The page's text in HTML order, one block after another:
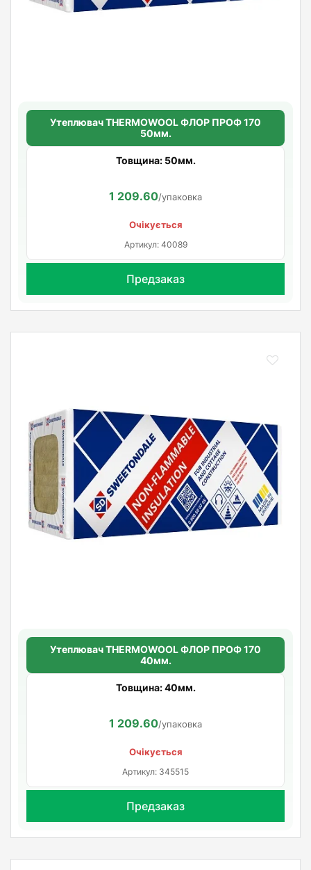
Утеплювач THERMOWOOL ФЛОР ПРОФ 170
50мм.
Товщина: 50мм.
1 209.60/упаковка
Очікується
Артикул: 40089
Предзаказ
Утеплювач THERMOWOOL ФЛОР ПРОФ 170
40мм.
Товщина: 40мм.
1 209.60/упаковка
Очікується
Артикул: 345515
Предзаказ